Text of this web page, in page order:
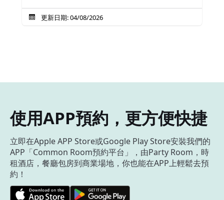
更新日期: 04/08/2026
使用APP預約，更方便快捷
立即在Apple APP Store或Google Play Store安裝我們的
APP「Common Room預約平台」，由Party Room，時
租酒店，餐廳包房到商業場地，你也能在APP上輕鬆去預
約！